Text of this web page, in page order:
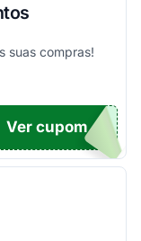
suas compras!
Ver cupom